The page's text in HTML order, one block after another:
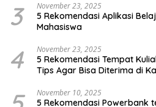
3 November 23, 2025
5 Rekomendasi Aplikasi
Mahasiswa
4 November 23, 2025
5 Rekomendasi Tempat
Tips Agar Bisa Diterima di
November 10, 2025
5 Rekomendasi Powerbank